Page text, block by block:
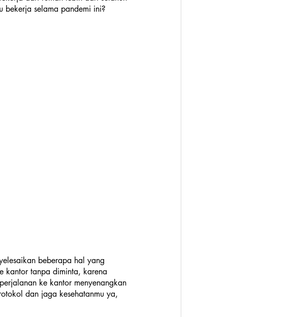
bekerja selama pandemi ini?
beberapa hal yang
kantor tanpa diminta, karena
ke kantor menyenangkan
dan jaga kesehatanmu ya,